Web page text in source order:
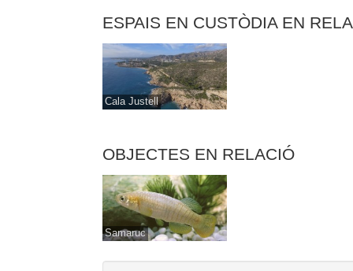
ESPAIS EN CUSTÒDIA EN
Cala Justell
OBJECTES EN RELACIÓ
Samaruc